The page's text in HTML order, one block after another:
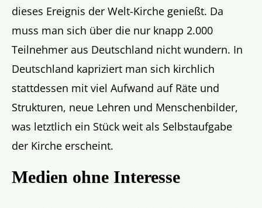
dieses Ereignis der Welt-Kirche genießt. Da
muss man sich über die nur knapp 2.000
Teilnehmer aus Deutschland nicht wundern. In
Deutschland kapriziert man sich kirchlich
stattdessen mit viel Aufwand auf Räte und
Strukturen, neue Lehren und Menschenbilder,
was letztlich ein Stück weit als Selbstaufgabe
der Kirche erscheint.
Medien ohne Interesse